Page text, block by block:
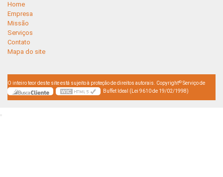
Home
Empresa
Missão
Serviços
Contato
Mapa do site
O inteiro teor deste site está sujeito à proteção de direitos autorais. Copyright© Serviço de
Buffet Ideal (Lei 9610 de 19/02/1998)